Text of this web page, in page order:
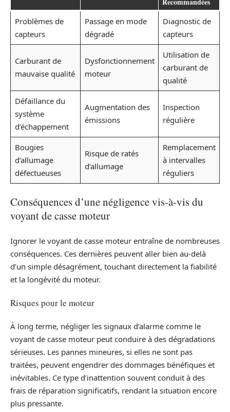
Problèmes de
capteurs
Passage en mode
dégradé
Diagnostic de
capteurs
Carburant de
mauvaise qualité
Dysfonctionnement
moteur
Utilisation de
carburant de
qualité
Défaillance du
système
d’échappement
Augmentation des
émissions
Inspection
régulière
Bougies
d’allumage
défectueuses
Risque de ratés
d’allumage
Remplacement
à intervalles
réguliers
Conséquences d’une négligence vis-à-vis du
voyant de casse moteur
Ignorer le voyant de casse moteur entraîne de nombreuses
conséquences. Ces dernières peuvent aller bien au-delà
d’un simple désagrément, touchant directement la fiabilité
et la longévité du moteur.
Risques pour le moteur
À long terme, négliger les signaux d’alarme comme le
voyant de casse moteur peut conduire à des dégradations
sérieuses. Les pannes mineures, si elles ne sont pas
traitées, peuvent engendrer des dommages bénéfiques et
inévitables. Ce type d’inattention souvent conduit à des
frais de réparation significatifs, rendant la situation encore
plus pressante.